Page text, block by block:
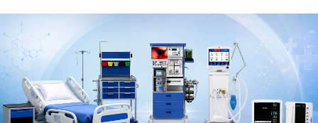
💬 DÒNG CHẢY TIN TỨC & TRUYỀN THÔNG: Telegram
CoinTelegraph: Saylor nói Bitcoin không cần rõ ràng, Mỹ cần
rõ ràng; CEX futures volume giảm xuống $4 tỷ trong tháng 7,
thấp nhất từ tháng 12/2023; Prophet Market ra mắt thị trường
dự đoán human vs AI; Trump nói crypto làเรื่อง lớn, người dùng